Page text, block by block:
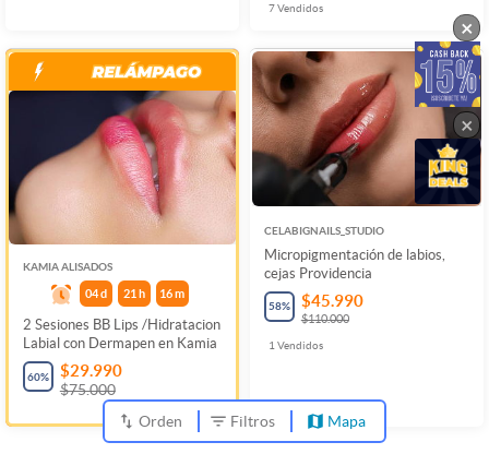
7Vendidos
KAMIA ALISADOS
04 d 21 h 16m
2 Sesiones BB Lips /Hidratacion
Labial con Dermapen en Kamia
60% $29.990
$75.000
CELABIGNAILS_STUDIO
Micropigmentación de labios,
cejas Providencia
58% $45.990
$110.000
1 Vendidos
Orden Filtros Mapa
×
×